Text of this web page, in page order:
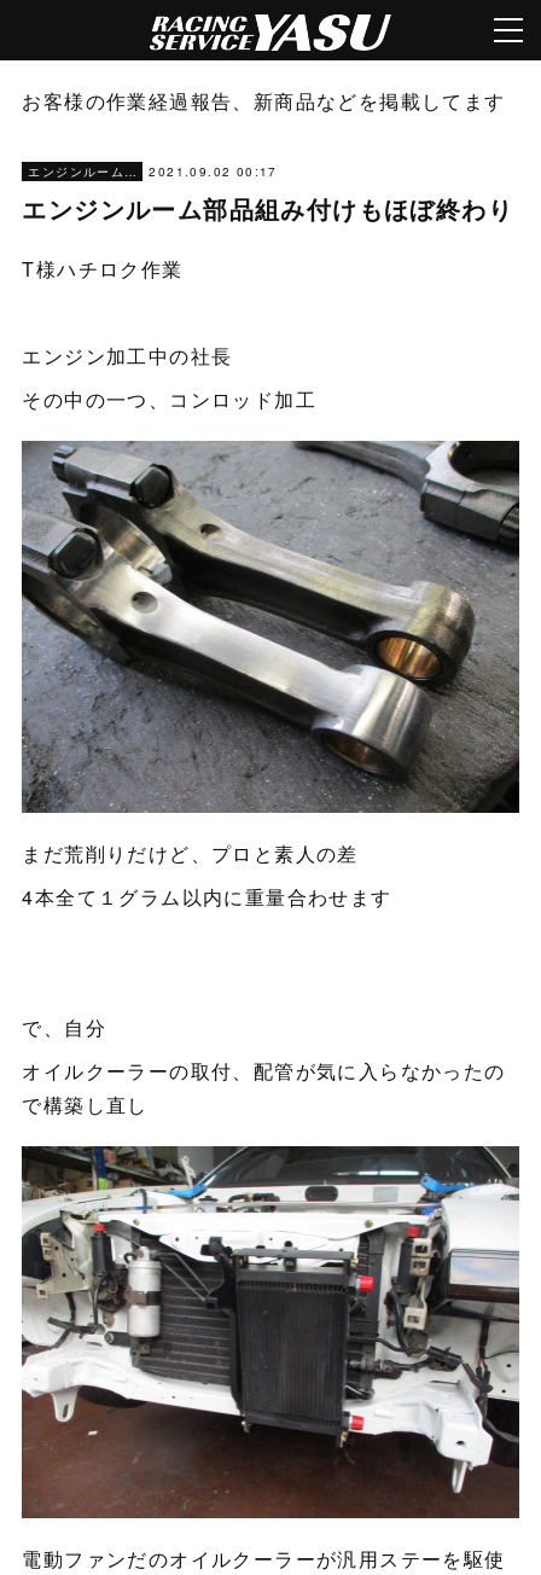
お客様の作業経過報告、新商品などを掲載してます
エンジンルーム塗装 2021.09.02 00:17
エンジンルーム部品組み付けもほぼ終わり
T様ハチロク作業
エンジン加工中の社長
その中の一つ、コンロッド加工
まだ荒削りだけど、プロと素人の差
4本全て１グラム以内に重量合わせます
で、自分
オイルクーラーの取付、配管が気に入らなかったの
で構築し直し
電動ファンだのオイルクーラーが汎用ステーを駆使